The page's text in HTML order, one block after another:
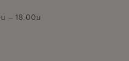
– 18.00u